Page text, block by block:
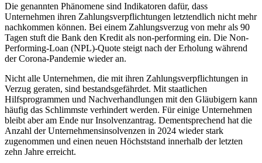
Die genannten Phänomene sind Indikatoren dafür, dass
Unternehmen ihren Zahlungsverpflichtungen letztendlich nicht mehr
nachkommen können. Bei einem Zahlungsverzug von mehr als 90
Tagen stuft die Bank den Kredit als non-performing ein. Die Non-
Performing-Loan (NPL)-Quote steigt nach der Erholung während
der Corona-Pandemie wieder an.
Nicht alle Unternehmen, die mit ihren Zahlungsverpflichtungen in
Verzug geraten, sind bestandsgefährdet. Mit staatlichen
Hilfsprogrammen und Nachverhandlungen mit den Gläubigern kann
häufig das Schlimmste verhindert werden. Für einige Unternehmen
bleibt aber am Ende nur Insolvenzantrag. Dementsprechend hat die
Anzahl der Unternehmensinsolvenzen in 2024 wieder stark
zugenommen und einen neuen Höchststand innerhalb der letzten
zehn Jahre erreicht.